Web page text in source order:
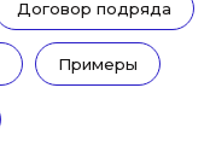
Договор подряда
Примеры